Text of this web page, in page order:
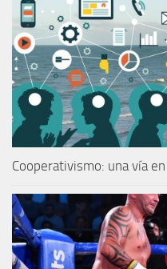
Cooperativismo: una vía